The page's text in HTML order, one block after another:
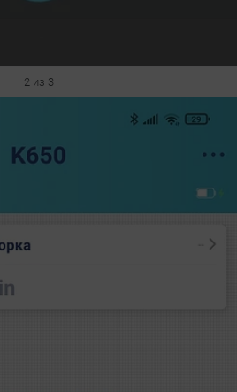
2 из 3